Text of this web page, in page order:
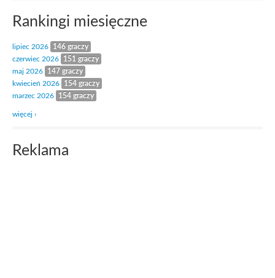
Rankingi miesięczne
lipiec 2026
146 graczy
czerwiec 2026
151 graczy
maj 2026
147 graczy
kwiecień 2026
154 graczy
marzec 2026
154 graczy
więcej ›
Reklama